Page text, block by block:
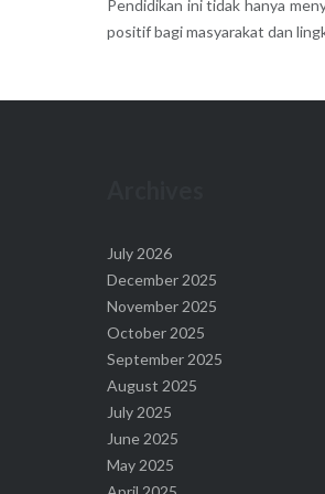
Pendidikan ini tidak hanya
positif bagi masyarakat dan
July 2026
December 2025
November 2025
October 2025
September 2025
August 2025
July 2025
June 2025
May 2025